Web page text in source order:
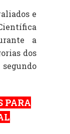
e
a
dos
PARA